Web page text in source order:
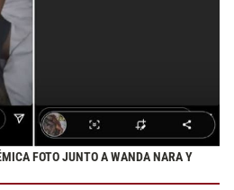
FOTO JUNTO A WANDA NARA Y